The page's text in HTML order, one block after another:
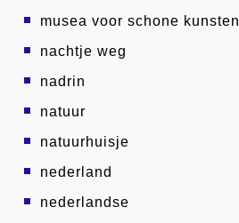
musea voor schone kunsten
nachtje weg
nadrin
natuur
natuurhuisje
nederland
nederlandse